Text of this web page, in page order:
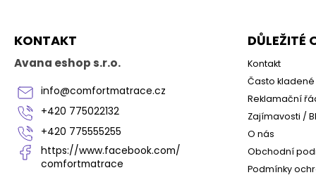
KONTAKT
Avana eshop s.r.o.
info@comfortmatrace.cz
+420 775022132
+420 775555255
https://www.facebook.com/
comfortmatrace
DŮLEŽITÉ
Kontakt
Často kladené
Reklamační
Zajímavosti /
O nás
Obchodní
Podmínky